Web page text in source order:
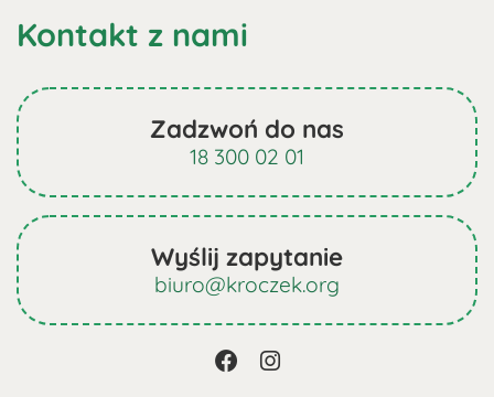
Kontakt z nami
Zadzwoń do nas
18 300 02 01
Wyślij zapytanie
biuro@kroczek.org